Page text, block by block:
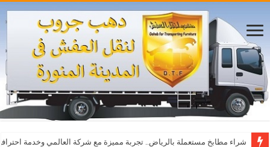
شراء مطابخ مستعملة بالرياض.. تجربة مميزة مع شركة العالمي وخدمة